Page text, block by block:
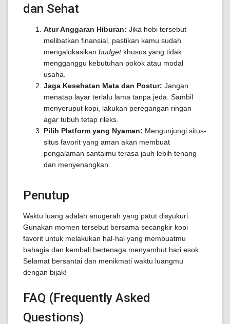
dan Sehat
Atur Anggaran Hiburan: Jika hobi tersebut
melibatkan finansial, pastikan kamu sudah
mengalokasikan budgetkhusus yang tidak
mengganggu kebutuhan pokok atau modal
usaha.
Jaga Kesehatan Mata dan Postur: Jangan
menatap layar terlalu lama tanpa jeda. Sambil
menyeruput kopi, lakukan peregangan ringan
agar tubuh tetap rileks.
Pilih Platform yang Nyaman: Mengunjungi situs-
situs favorit yang aman akan membuat
pengalaman santaimu terasa jauh lebih tenang
dan menyenangkan.
Penutup
Waktu luang adalah anugerah yang patut disyukuri.
Gunakan momen tersebut bersama secangkir kopi
favorit untuk melakukan hal-hal yang membuatmu
bahagia dan kembali bertenaga menyambut hari esok.
Selamat bersantai dan menikmati waktu luangmu
dengan bijak!
FAQ (Frequently Asked
Questions)